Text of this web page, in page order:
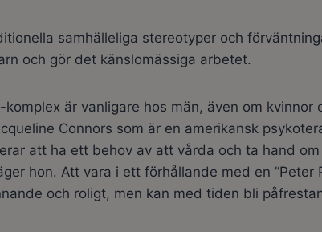
samhälleliga stereotyper och
och gör det känslomässiga arbetet.
komplex är vanligare hos män, även om kvinnor
Connors som är en amerikansk
att ha ett behov av att vårda och ta hand
hon. Att vara i ett förhållande med en ”Peter
och roligt, men kan med tiden bli